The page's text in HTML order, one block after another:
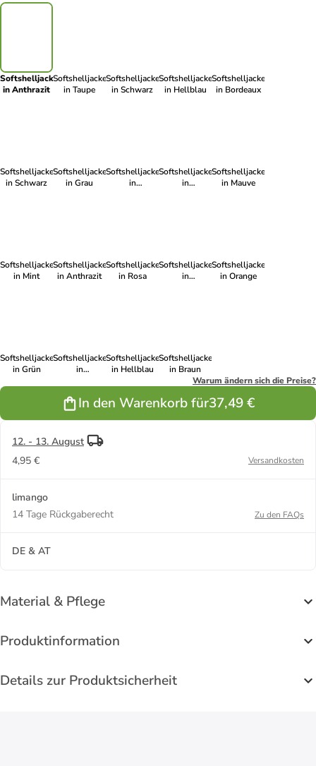
Softshelljacke
in Anthrazit
Softshelljacke
in Taupe
Softshelljacke
in Schwarz
Softshelljacke
in Hellblau
Softshelljacke
in Bordeaux
Softshelljacke
in Schwarz
Softshelljacke
in Grau
Softshelljacke
in
Softshelljacke
in
Softshelljacke
in Mauve
Softshelljacke
in Mint
Softshelljacke
in Anthrazit
Softshelljacke
in Rosa
Softshelljacke
in
Softshelljacke
in Orange
Softshelljacke
in Grün
Softshelljacke
in
Softshelljacke
in Hellblau
Softshelljacke
in Braun
Warum ändern sich die Preise?
In den Warenkorb für37,49 €
12. - 13. August
4,95 €
Versandkosten
limango
14 Tage Rückgaberecht
Zu den FAQs
DE & AT
Material & Pflege
Produktinformation
Details zur Produktsicherheit